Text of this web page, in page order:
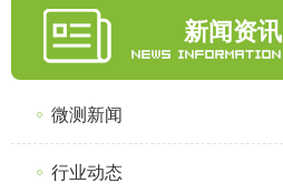
新闻资讯
微测新闻
行业动态